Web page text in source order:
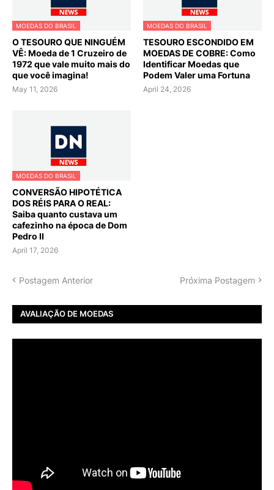
MOEDAS DO BRASIL
O TESOURO QUE NINGUÉM
VÊ: Moeda de 1 Cruzeiro de
1972 que vale muito mais do
que você imagina!
May 11, 2026
MOEDAS DO BRASIL
TESOURO ESCONDIDO EM
MOEDAS DE COBRE: Como
Identificar Moedas que
Podem Valer uma Fortuna
April 24, 2026
MOEDAS DO BRASIL
CONVERSÃO HIPOTÉTICA
DOS RÉIS PARA O REAL:
Saiba quanto custava um
cafezinho na época de Dom
Pedro II
April 17, 2026
Postagem Anterior Próxima Postagem
AVALIAÇÃO DE MOEDAS